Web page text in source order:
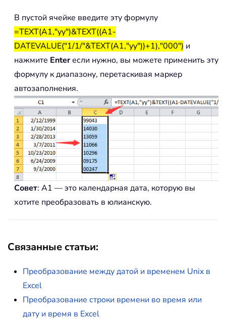
В пустой ячейке введите эту формулу
=TEXT(A1,"yy")&TEXT((A1-
DATEVALUE("1/1/"&TEXT(A1,"yy"))+1),"000") и
нажмите Enterесли нужно, вы можете применить эту
формулу к диапазону, перетаскивая маркер
автозаполнения.
Совет: A1 — это календарная дата, которую вы
хотите преобразовать в юлианскую.
Связанные статьи:
Преобразование между датой и временем Unix в
Excel
Преобразование строки времени во время или
дату и время в Excel